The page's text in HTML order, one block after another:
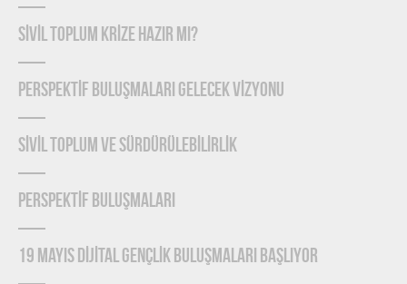
SİVİL TOPLUM KRİZE HAZIR MI?
PERSPEKTİF BULUŞMALARI GELECEK VİZYONU
SİVİL TOPLUM VE SÜRDÜRÜLEBİLİRLİK
PERSPEKTİF BULUŞMALARI
19 MAYIS DİJİTAL GENÇLİK BULUŞMALARI BAŞLIYOR